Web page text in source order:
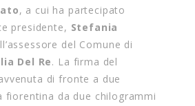
, a cui ha partecipato
presidente, Stefania
del Comune di
Del Re. La firma del
di fronte a due
fiorentina da due chilogrammi